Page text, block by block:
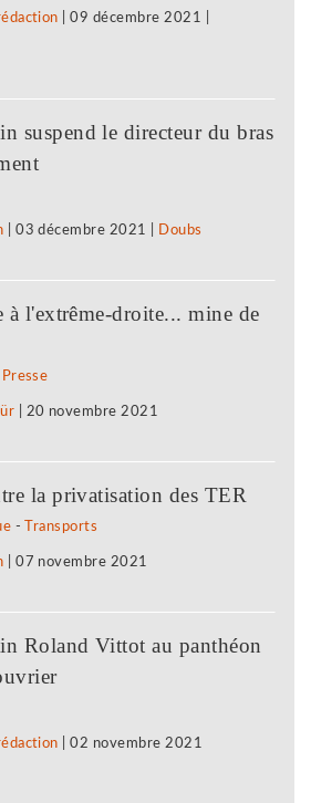
|09 décembre 2021
suspend le directeur du bras
|03 décembre 2021 Doubs
à l'extrême-droite... mine de
Presse
20 novembre 2021
la privatisation des TER
- Transports
|07 novembre 2021
Roland Vittot au panthéon
|02 novembre 2021